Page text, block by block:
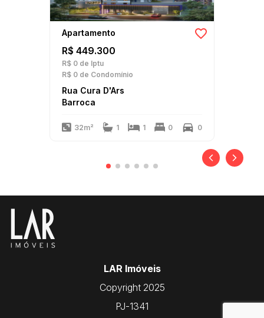
Apartamento
R$ 449.300
R$ 0 de Iptu
R$ 0 de Condomínio
Rua Cura D'Ars
Barroca
32m² 1 1 0 0
LAR Imóveis
Copyright 2025
PJ-1341